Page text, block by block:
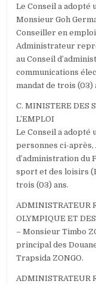
Le Conseil a adopté
Monsieur Goh
Conseiller en
Administrateur
au Conseil
communications
mandat de trois (03)
C. MINISTERE DES
L’EMPLOI
Le Conseil a adopté
personnes ci-
d’administration du
sport et des loisirs
trois (03) ans.
ADMINISTRATEUR
OLYMPIQUE ET
– Monsieur Timbo
principal des
Trapsida ZONGO.
ADMINISTRATEUR